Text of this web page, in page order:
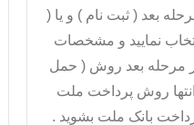
بعد ( ثبت نام ) و يا (
نماييد و مشخصات
مرحله بعد روش ( حمل
انتها روش پرداخت ملت
بانک ملت بشويد .